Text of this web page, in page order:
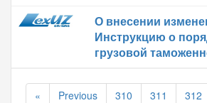
О внесении
Инструкцию о
грузовой
« Previous 310 311 312